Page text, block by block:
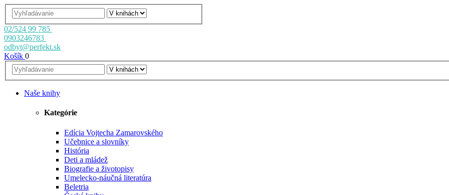
02/524 99 785
0903246783
odbyt@perfekt.sk
Košík 0
Naše knihy
Kategórie
Edícia Vojtecha Zamarovského
Učebnice a slovníky
História
Deti a mládež
Biografie a životopisy
Umelecko-náučná literatúra
Beletria